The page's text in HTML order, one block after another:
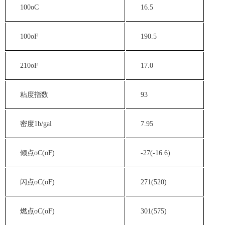
100oC 16.5
100oF 190.5
210oF 17.0
粘度指数 93
密度1b/gal 7.95
倾点oC(oF) -27(-16.6)
闪点oC(oF) 271(520)
燃点oC(oF) 301(575)